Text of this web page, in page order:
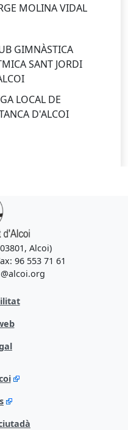
MOLINA VIDAL
GIMNÀSTICA
SANT JORDI
LOCAL DE
D'ALCOI
Alcoi)
96 553 71 61